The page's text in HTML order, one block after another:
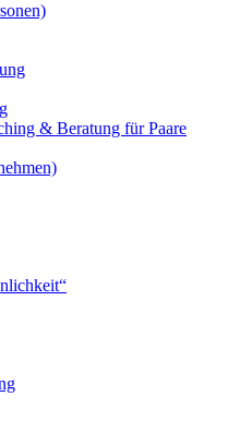
& Beratung für Paare